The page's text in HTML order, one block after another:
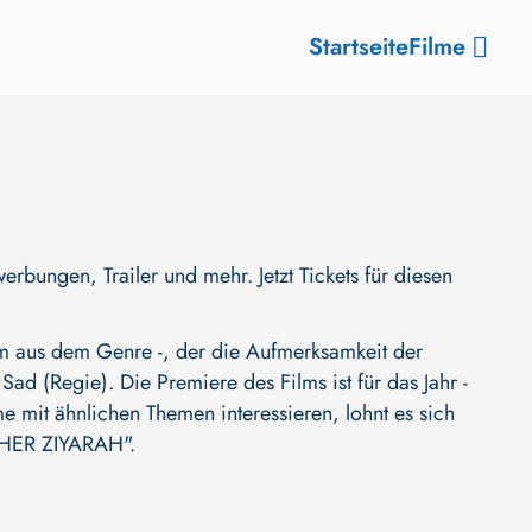
StartseiteFilme
Trailer und mehr. Jetzt Tickets für diesen
dem Genre -, der die Aufmerksamkeit der
(Regie). Die Premiere des Films ist für das Jahr -
mit ähnlichen Themen interessieren, lohnt es sich
ZIYARAH".